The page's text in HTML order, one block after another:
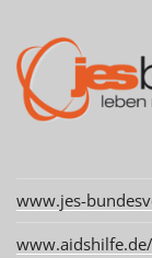
www.jes-